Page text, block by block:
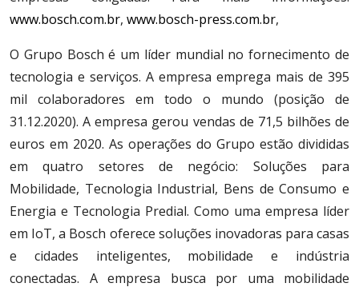
www.bosch.com.br, www.bosch-press.com.br,
O Grupo Bosch é um líder mundial no fornecimento de
tecnologia e serviços. A empresa emprega mais de 395
mil colaboradores em todo o mundo (posição de
31.12.2020). A empresa gerou vendas de 71,5 bilhões de
euros em 2020. As operações do Grupo estão divididas
em quatro setores de negócio: Soluções para
Mobilidade, Tecnologia Industrial, Bens de Consumo e
Energia e Tecnologia Predial. Como uma empresa líder
em IoT, a Bosch oferece soluções inovadoras para casas
e cidades inteligentes, mobilidade e indústria
conectadas. A empresa busca por uma mobilidade